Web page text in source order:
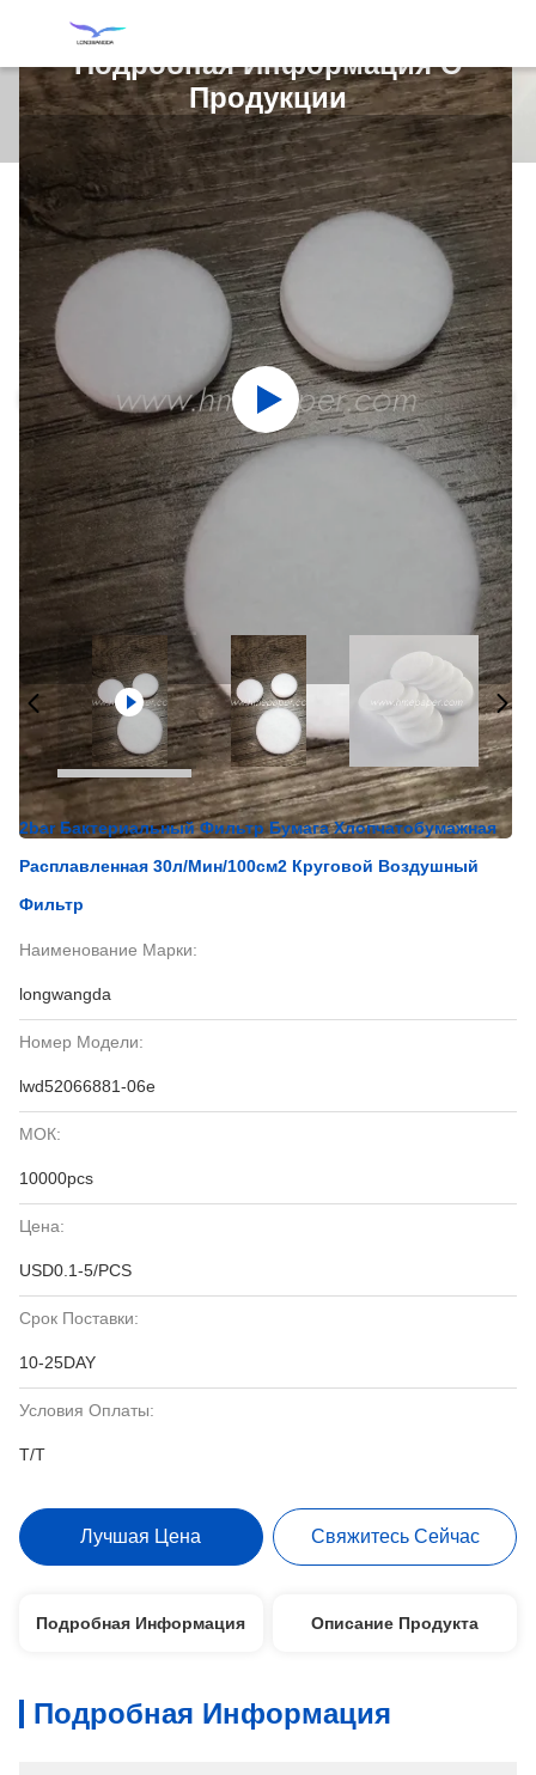
Подробная Информация О
Продукции
2bar Бактериальный Фильтр Бумага Хлопчатобумажная
Расплавленная 30л/мин/100см2 Круговой Воздушный
Фильтр
Наименование Марки:
longwangda
Номер Модели:
lwd52066881-06e
МОК:
10000pcs
Цена:
USD0.1-5/PCS
Срок Поставки:
10-25DAY
Условия Оплаты:
T/T
Лучшая Цена Свяжитесь Сейчас
Подробная Информация Описание Продукта
Подробная Информация